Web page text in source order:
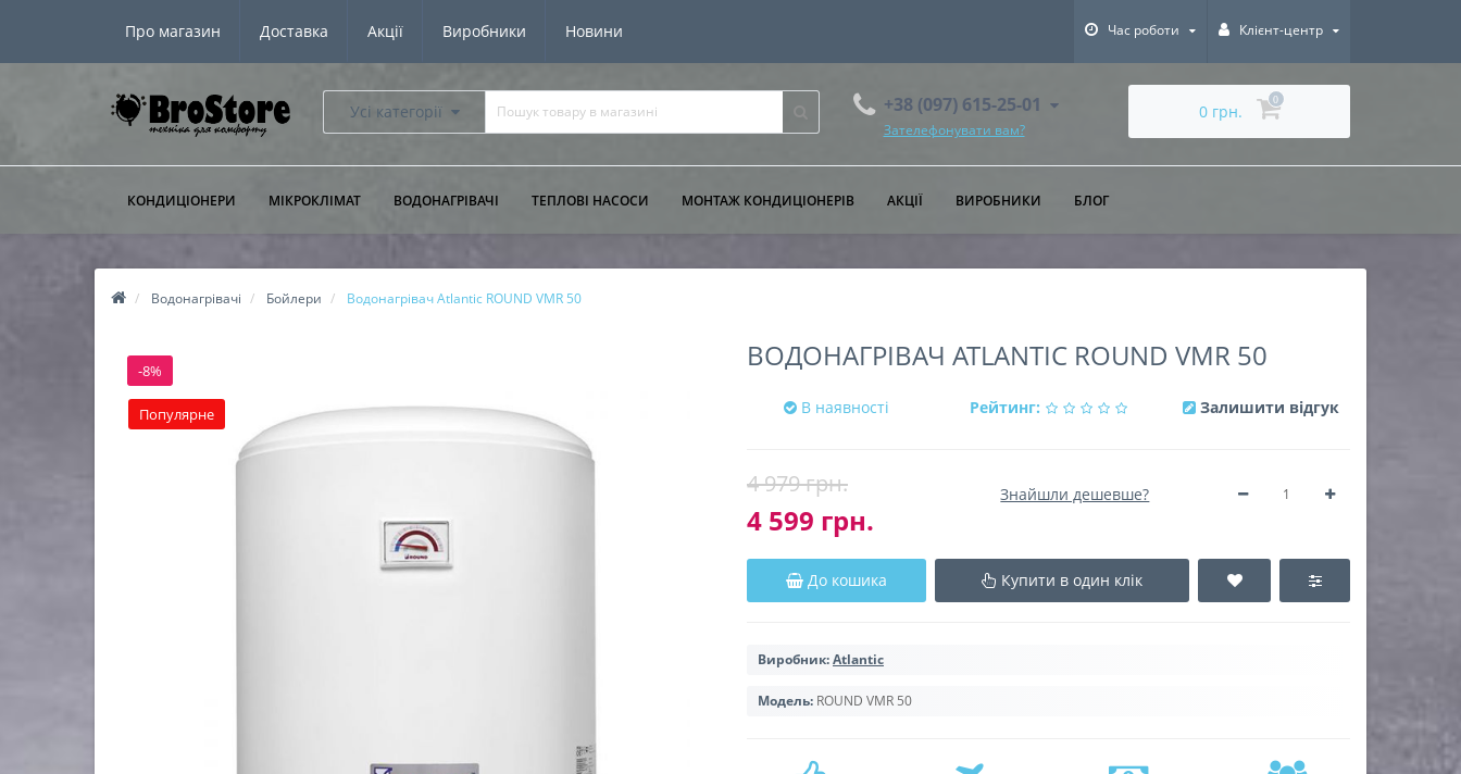
Про магазин Доставка Акції Виробники Новини Час роботи Клієнт-центр
Усі категорії +38 (097) 615-25-01
Зателефонувати вам?
0 грн.
0
КОНДИЦІОНЕРИ МІКРОКЛІМАТ ВОДОНАГРІВАЧІ ТЕПЛОВІ НАСОСИ МОНТАЖ КОНДИЦІОНЕРІВ АКЦІЇ ВИРОБНИКИ БЛОГ
Водонагрівачі Бойлери Водонагрівач Atlantic ROUND VMR 50
-8%
Популярне
ВОДОНАГРІВАЧ ATLANTIC ROUND VMR 50
В наявності Рейтинг: Залишити відгук
4 979 грн.
4 599 грн.
Знайшли дешевше?
До кошика Купити в один клік
Виробник:Atlantic
Модель: ROUND VMR 50